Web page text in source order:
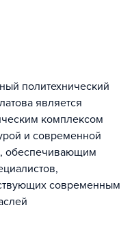
политехнический
является
комплексом
и современной
обеспечивающим
современным